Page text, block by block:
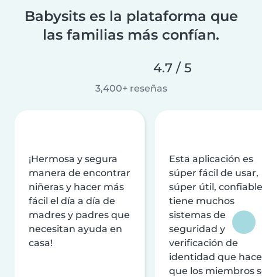
Babysits es la plataforma que
las familias más confían.
4.7 / 5
3,400+ reseñas
¡Hermosa y segura
manera de encontrar
niñeras y hacer más
fácil el día a día de
madres y padres que
necesitan ayuda en
casa!
Esta aplicación es
súper fácil de usar,
súper útil,
tiene muchos
sistemas de
seguridad y
verificación de
identidad que
que los miembros